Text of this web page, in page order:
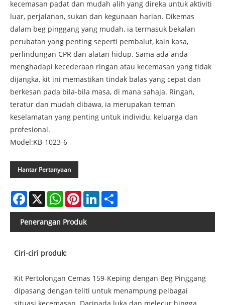
kecemasan padat dan mudah alih yang direka untuk aktiviti
luar, perjalanan, sukan dan kegunaan harian. Dikemas
dalam beg pinggang yang mudah, ia termasuk bekalan
perubatan yang penting seperti pembalut, kain kasa,
perlindungan CPR dan alatan hidup. Sama ada anda
menghadapi kecederaan ringan atau kecemasan yang tidak
dijangka, kit ini memastikan tindak balas yang cepat dan
berkesan pada bila-bila masa, di mana sahaja. Ringan,
teratur dan mudah dibawa, ia merupakan teman
keselamatan yang penting untuk individu, keluarga dan
profesional.
Model:KB-1023-6
Hantar Pertanyaan
Facebook
X WhatsAppPinterestLinkedIn
Penerangan Produk
Ciri-ciri produk:
Kit Pertolongan Cemas 159-Keping dengan Beg Pinggang
dipasang dengan teliti untuk menampung pelbagai